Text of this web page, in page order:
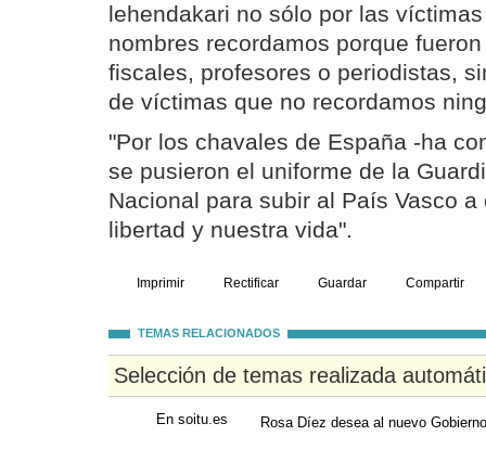
lehendakari no sólo por las
nombres recordamos porque
fiscales, profesores o periodistas,
de víctimas que no recordamos
"Por los chavales de España -ha
se pusieron el uniforme de la
Nacional para subir al País Vasco
libertad y nuestra vida".
Imprimir Rectificar Guardar Compartir
TEMAS RELACIONADOS
Selección de temas realizada
En soitu.es Rosa Díez desea al nuevo